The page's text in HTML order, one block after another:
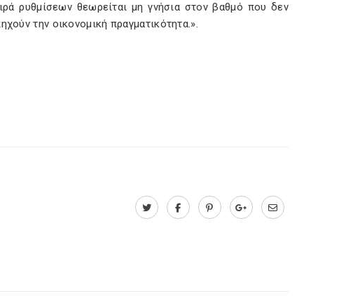
ρυθμίσεων θεωρείται μη γνήσια στον βαθμό που δεν
την οικονομική πραγματικότητα.».